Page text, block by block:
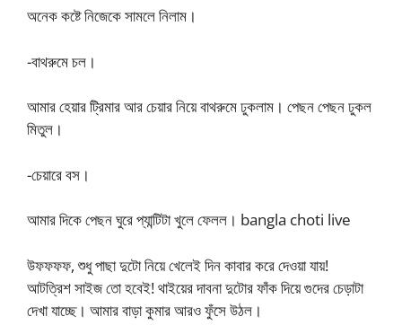
অনেক কষ্টে নিজেকে সামলে নিলাম।
-বাথরুমে চল।
আমার হেয়ার ট্রিমার আর চেয়ার নিয়ে বাথরুমে ঢুকলাম। পেছন পেছন ঢুকল
মিতুল।
-চেয়ারে বস।
আমার দিকে পেছন ঘুরে প্যান্টিটা খুলে ফেলল। bangla choti live
উফফফফ, শুধু পাছা দুটো নিয়ে খেলেই দিন কাবার করে দেওয়া যায়!
আটত্রিশ সাইজ তো হবেই! থাইয়ের দাবনা দুটোর ফাঁক দিয়ে গুদের চেড়াটা
দেখা যাচ্ছে। আমার বাড়া কুমার আরও ফুঁসে উঠল।